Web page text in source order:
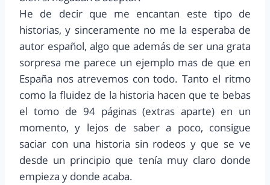
He de decir que me encantan este tipo de
historias, y sinceramente no me la esperaba de
autor español, algo que además de ser una grata
sorpresa me parece un ejemplo mas de que en
España nos atrevemos con todo. Tanto el ritmo
como la fluidez de la historia hacen que te bebas
el tomo de 94 páginas (extras aparte) en un
momento, y lejos de saber a poco, consigue
saciar con una historia sin rodeos y que se ve
desde un principio que tenía muy claro donde
empieza y donde acaba.